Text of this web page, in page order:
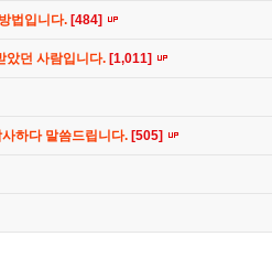
법입니다. [484]
았던 사람입니다. [1,011]
하다 말씀드립니다. [505]